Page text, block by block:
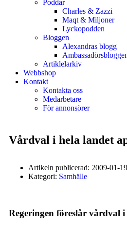
Poddar
Charles & Zazzi
Maqt & Miljoner
Lyckopodden
Bloggen
Alexandras blogg
Artiklelarkiv
Webbshop
Kontakt
Kontakta oss
Medarbetare
För annonsörer
Vårdval i hela landet
Artikeln publicerad: 2009-01-19
Kategori: Samhälle
Regeringen föreslår vårdval